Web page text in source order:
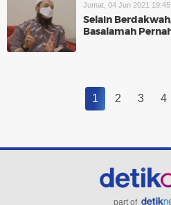
Jumat, 04 Jun 2021
Selain
Basalamah
1 2 3 4
part of